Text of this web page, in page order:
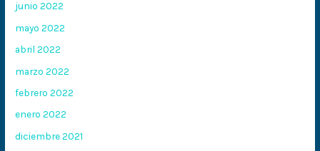
junio 2022
mayo 2022
abril 2022
marzo 2022
febrero 2022
enero 2022
diciembre 2021